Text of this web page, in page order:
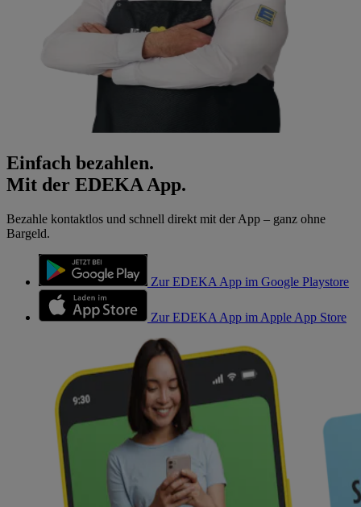
Einfach bezahlen.
Mit der EDEKA App.
Bezahle kontaktlos und schnell direkt mit der App – ganz ohne
Bargeld.
Zur EDEKA App im Google Playstore
Zur EDEKA App im Apple App Store